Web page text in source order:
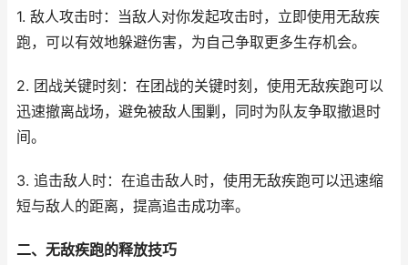
1. 敌人攻击时：当敌人对你发起攻击时，立即使用无敌疾
跑，可以有效地躲避伤害，为自己争取更多生存机会。
2. 团战关键时刻：在团战的关键时刻，使用无敌疾跑可以
迅速撤离战场，避免被敌人围剿，同时为队友争取撤退时
间。
3. 追击敌人时：在追击敌人时，使用无敌疾跑可以迅速缩
短与敌人的距离，提高追击成功率。
二、无敌疾跑的释放技巧